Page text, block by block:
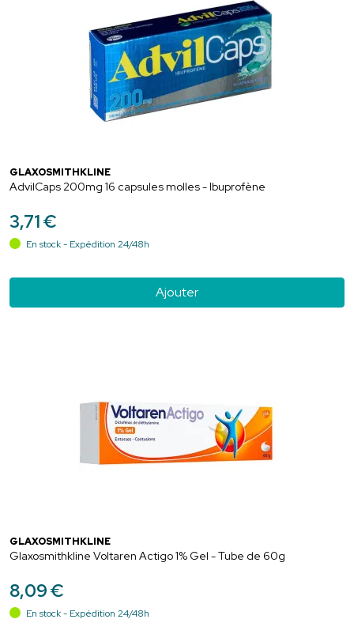
GLAXOSMITHKLINE
AdvilCaps 200mg 16 capsules molles - Ibuprofène
3,71€
En stock - Expédition 24/48h
Ajouter
GLAXOSMITHKLINE
Glaxosmithkline Voltaren Actigo 1% Gel - Tube de 60g
8,09€
En stock - Expédition 24/48h